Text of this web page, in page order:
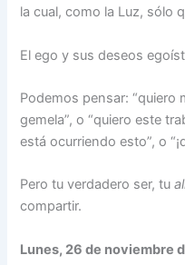
la cual, como la Luz, sólo
El ego y sus deseos
Podemos pensar: “quiero
gemela”, o “quiero este
está ocurriendo esto”, o
Pero tu verdadero ser, tu
compartir.
Lunes, 26 de noviembre